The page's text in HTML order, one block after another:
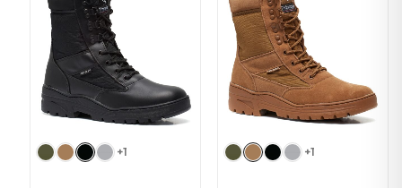
+1 +1